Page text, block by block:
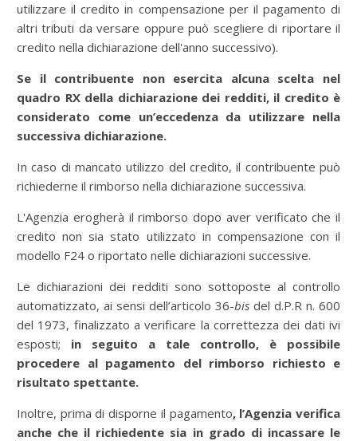
utilizzare il credito in compensazione per il pagamento di
altri tributi da versare oppure può scegliere di riportare il
credito nella dichiarazione dell'anno successivo).
Se il contribuente non esercita alcuna scelta nel
quadro RX della dichiarazione dei redditi, il credito è
considerato come un’eccedenza da utilizzare nella
successiva dichiarazione.
In caso di mancato utilizzo del credito, il contribuente può
richiederne il rimborso nella dichiarazione successiva.
L'Agenzia erogherà il rimborso dopo aver verificato che il
credito non sia stato utilizzato in compensazione con il
modello F24 o riportato nelle dichiarazioni successive.
Le dichiarazioni dei redditi sono sottoposte al controllo
automatizzato, ai sensi dell’articolo 36-bis del d.P.R n. 600
del 1973, finalizzato a verificare la correttezza dei dati ivi
esposti; in seguito a tale controllo, è possibile
procedere al pagamento del rimborso richiesto e
risultato spettante.
Inoltre, prima di disporne il pagamento, l’Agenzia verifica
anche che il richiedente sia in grado di incassare le